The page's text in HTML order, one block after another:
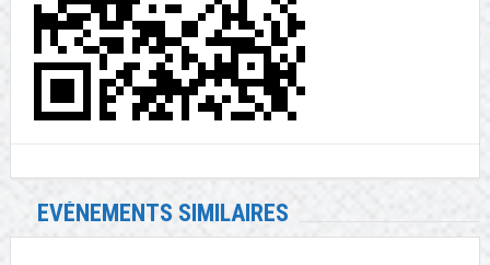
EVÉNEMENTS SIMILAIRES